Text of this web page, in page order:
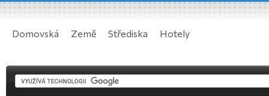
Domovská Země Střediska Hotely